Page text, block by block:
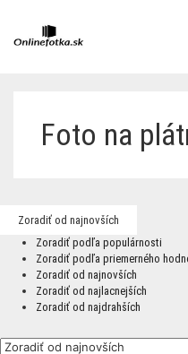
Foto na
Zoradiť od najnovších
Zoradiť podľa populárnosti
Zoradiť podľa priemerného
Zoradiť od najnovších
Zoradiť od najlacnejších
Zoradiť od najdrahších